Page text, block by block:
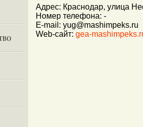
Адрес: Краснодар, улица
Номер телефона: -
E-mail: yug@mashimpeks.ru
Web-сайт: gea-